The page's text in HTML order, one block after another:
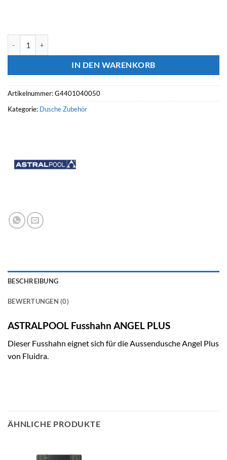
IN DEN WARENKORB
Artikelnummer:G4401040050
Kategorie: Dusche Zubehör
BESCHREIBUNG
BEWERTUNGEN (0)
ASTRALPOOL Fusshahn ANGEL PLUS
Dieser Fusshahn eignet sich für die Aussendusche Angel Plus
von Fluidra.
ÄHNLICHE PRODUKTE